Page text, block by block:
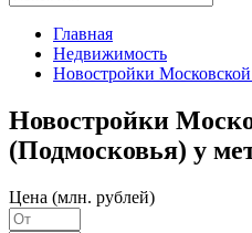
Главная
Недвижимость
Новостройки Московской
Новостройки
(Подмосковья) у
Цена (млн. рублей)